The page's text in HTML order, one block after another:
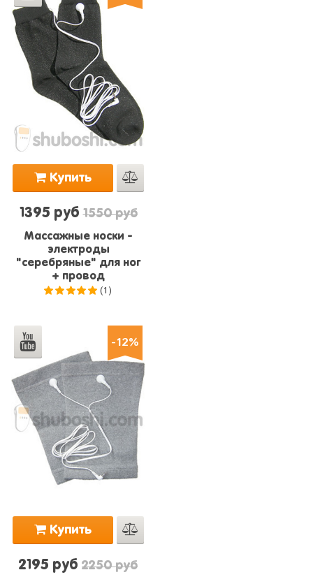
Купить
1395 руб1550 руб
Массажные носки -
электроды
"серебряные" для ног
+ провод
(1)
-12%
Купить
2195 руб 2250 руб